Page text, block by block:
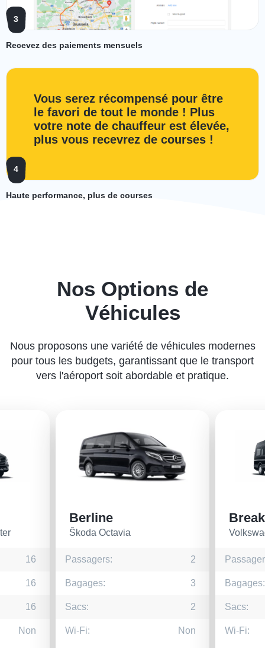
3
Recevez des paiements mensuels
Vous serez récompensé pour être
le favori de tout le monde ! Plus
votre note de chauffeur est élevée,
plus vous recevrez de courses !
4
Haute performance, plus de courses
Nos Options de
Véhicules
Nous proposons une variété de véhicules modernes
pour tous les budgets, garantissant que le transport
vers l'aéroport soit abordable et pratique.
16
16
16
Non
Berline
Škoda Octavia
Passagers: 2
Bagages: 3
Sacs: 2
Wi-Fi: Non
Break
Bagages:
Sacs:
Wi-Fi: